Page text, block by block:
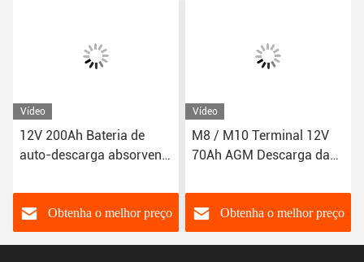
Vídeo
12V 200Ah Bateria de
auto-descarga absorvente
operacional de
-20°C~60°C
Obtenha o melhor preço
Vídeo
M8 / M10 Terminal 12V
70Ah AGM Descarga da
≤ 3%/Mês Auto-descarga
Obtenha o melhor preço